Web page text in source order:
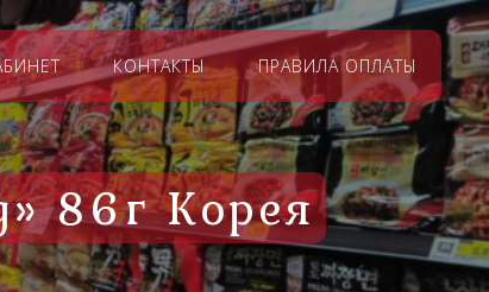
КОНТАКТЫ ПРАВИЛА ОПЛАТЫ
86г Корея